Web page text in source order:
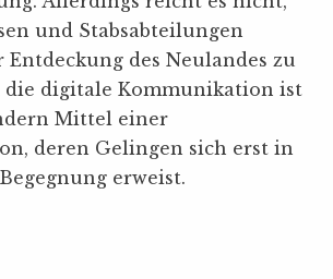
und Stabsabteilungen
Entdeckung des Neulandes zu
die digitale Kommunikation ist
Mittel einer
deren Gelingen sich erst in
erweist.